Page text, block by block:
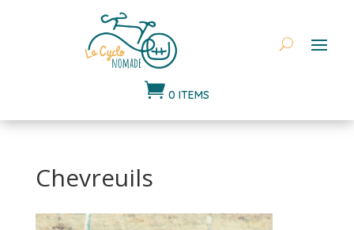
 0 ITEMS
Chevreuils